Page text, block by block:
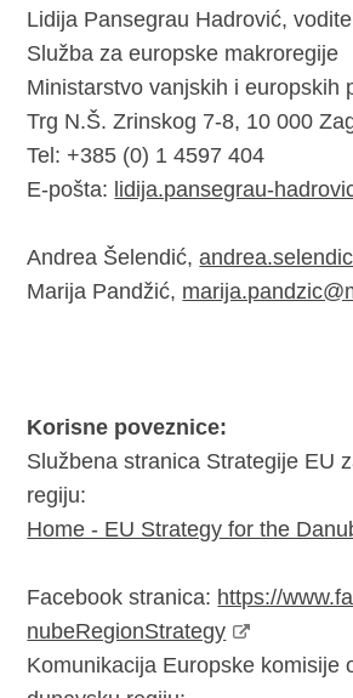
Lidija Pansegrau Hadrović,
Služba za europske makroregije
Ministarstvo vanjskih i europskih
Trg N.Š. Zrinskog 7-8, 10 000
Tel: +385 (0) 1 4597 404
E-pošta: lidija.pansegrau-
Andrea Šelendić,
Marija Pandžić,
Korisne poveznice:
Službena stranica Strategije EU
regiju:
Home - EU Strategy for the
Facebook stranica: https://
nubeRegionStrategy
Komunikacija Europske komisije